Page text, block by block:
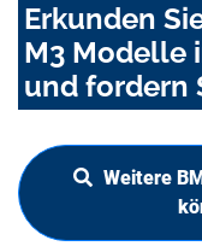
Erkunden
M3 Modelle
und fordern
Weitere